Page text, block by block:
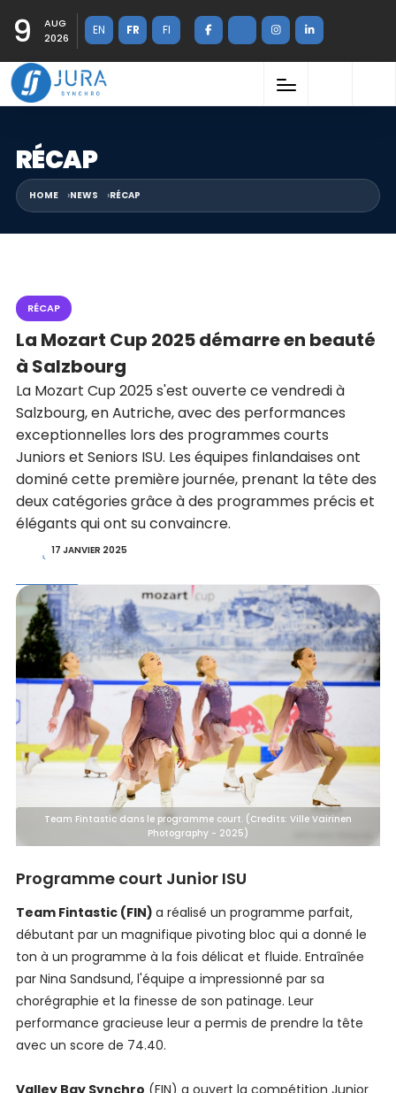
9
AUG
2026
EN FR FI
RÉCAP
HOME NEWS RÉCAP
RÉCAP
La Mozart Cup 2025 démarre en beauté
à Salzbourg
La Mozart Cup 2025 s'est ouverte ce vendredi à
Salzbourg, en Autriche, avec des performances
exceptionnelles lors des programmes courts
Juniors et Seniors ISU. Les équipes finlandaises ont
dominé cette première journée, prenant la tête des
deux catégories grâce à des programmes précis et
élégants qui ont su convaincre.
17 JANVIER 2025
Team Fintastic dans le programme court. (Credits: Ville Vairinen
Photography - 2025)
Programme court Junior ISU
Team Fintastic (FIN) a réalisé un programme parfait,
débutant par un magnifique pivoting bloc qui a donné le
ton à un programme à la fois délicat et fluide. Entraînée
par Nina Sandsund, l'équipe a impressionné par sa
chorégraphie et la finesse de son patinage. Leur
performance gracieuse leur a permis de prendre la tête
avec un score de 74.40.